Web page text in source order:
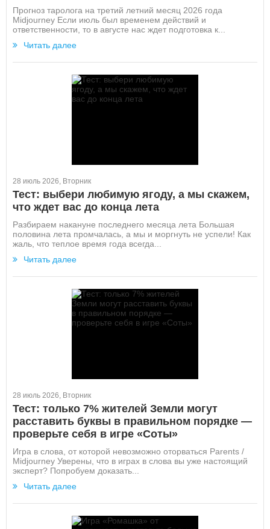
Прогноз таролога на третий летний месяц 2026 года
Midjourney Если июль был временем действий и
ответственности, то в августе нас ждет подготовка к...
Читать далее
28 июль 2026, Вторник
Тест: выбери любимую ягоду, а мы скажем,
что ждет вас до конца лета
Разбираем накануне последнего месяца лета Большая
половина лета промчалась, а мы и моргнуть не успели! Как
жаль, что теплое время года всегда...
Читать далее
28 июль 2026, Вторник
Тест: только 7% жителей Земли могут
расставить буквы в правильном порядке —
проверьте себя в игре «Соты»
Игра в слова, от которой невозможно оторваться Parents /
Midjourney Уверены, что в играх в слова вы уже настоящий
эксперт? Попробуем доказать...
Читать далее